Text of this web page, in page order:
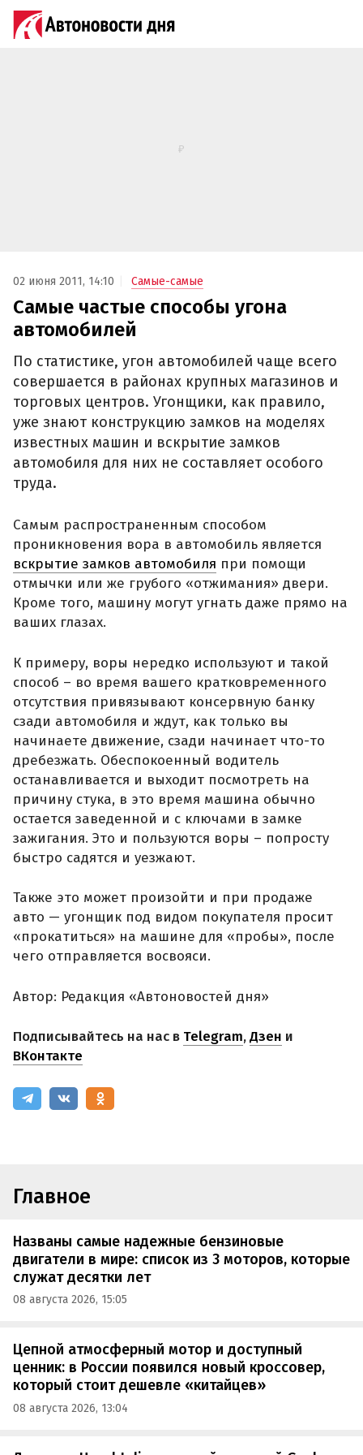
02 июня 2011, 14:10 Самые-самые
Самые частые способы угона
автомобилей
По статистике, угон автомобилей чаще всего
совершается в районах крупных магазинов и
торговых центров. Угонщики, как правило,
уже знают конструкцию замков на моделях
известных машин и вскрытие замков
автомобиля для них не составляет особого
труда.
Самым распространенным способом
проникновения вора в автомобиль является
вскрытие замков автомобиля при помощи
отмычки или же грубого «отжимания» двери.
Кроме того, машину могут угнать даже прямо на
ваших глазах.
К примеру, воры нередко используют и такой
способ – во время вашего кратковременного
отсутствия привязывают консервную банку
сзади автомобиля и ждут, как только вы
начинаете движение, сзади начинает что-то
дребезжать. Обеспокоенный водитель
останавливается и выходит посмотреть на
причину стука, в это время машина обычно
остается заведенной и с ключами в замке
зажигания. Это и пользуются воры – попросту
быстро садятся и уезжают.
Также это может произойти и при продаже
авто — угонщик под видом покупателя просит
«прокатиться» на машине для «пробы», после
чего отправляется восвояси.
Автор: Редакция «Автоновостей дня»
Подписывайтесь на нас в Telegram,Дзен и
ВКонтакте
Главное
Названы самые надежные бензиновые
двигатели в мире: список из 3 моторов, которые
служат десятки лет
08 августа 2026, 15:05
Цепной атмосферный мотор и доступный
ценник: в России появился новый кроссовер,
который стоит дешевле «китайцев»
08 августа 2026, 13:04